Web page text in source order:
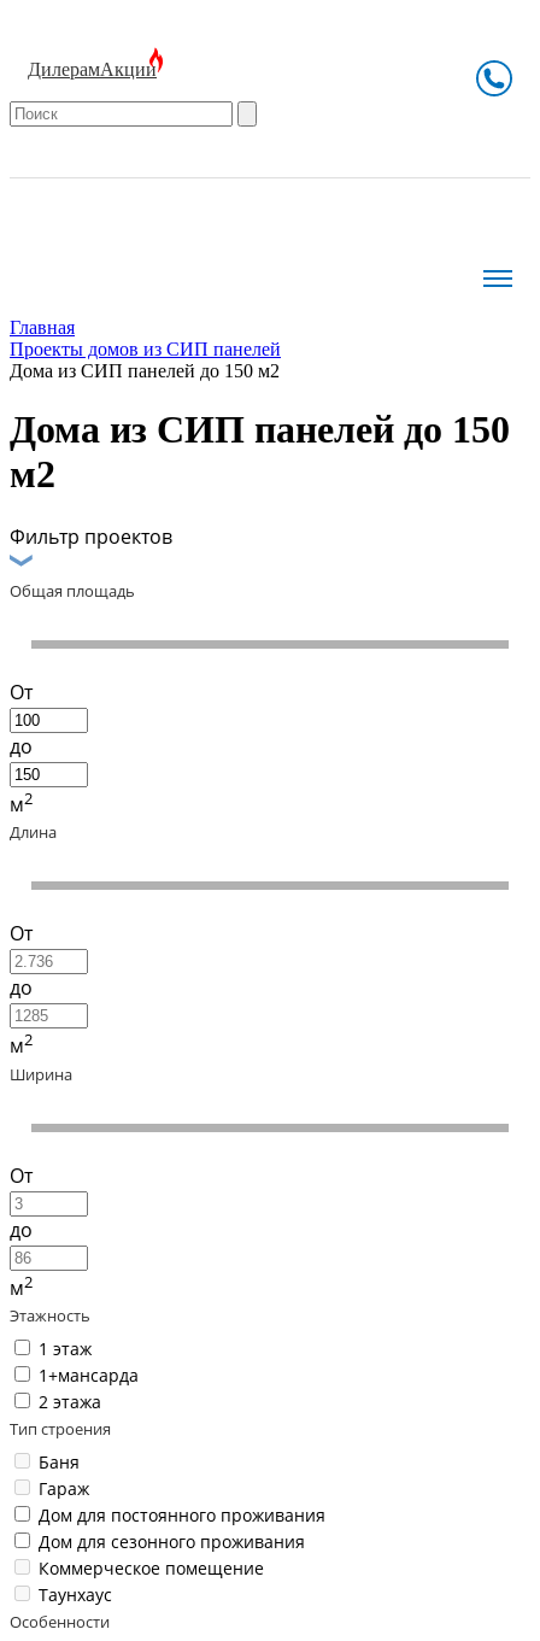
ДилерамАкции
Главная
Проекты домов из СИП панелей
Дома из СИП панелей до 150 м2
Дома из СИП панелей до 150
м2
Фильтр проектов
Общая площадь
От
до
м2
Длина
От
до
м2
Ширина
От
до
м2
Этажность
1 этаж
1+мансарда
2 этажа
Тип строения
Баня
Гараж
Дом для постоянного проживания
Дом для сезонного проживания
Коммерческое помещение
Таунхаус
Особенности